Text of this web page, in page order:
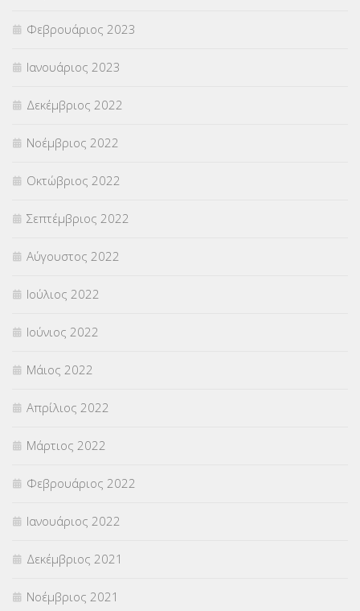
Φεβρουάριος 2023
Ιανουάριος 2023
Δεκέμβριος 2022
Νοέμβριος 2022
Οκτώβριος 2022
Σεπτέμβριος 2022
Αύγουστος 2022
Ιούλιος 2022
Ιούνιος 2022
Μάιος 2022
Απρίλιος 2022
Μάρτιος 2022
Φεβρουάριος 2022
Ιανουάριος 2022
Δεκέμβριος 2021
Νοέμβριος 2021